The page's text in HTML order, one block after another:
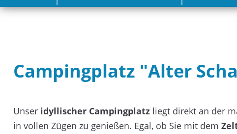
Campingplatz "Alter
Unser idyllischer Campingplatzliegt direkt an der
in vollen Zügen zu genießen. Egal, ob Sie mit dem